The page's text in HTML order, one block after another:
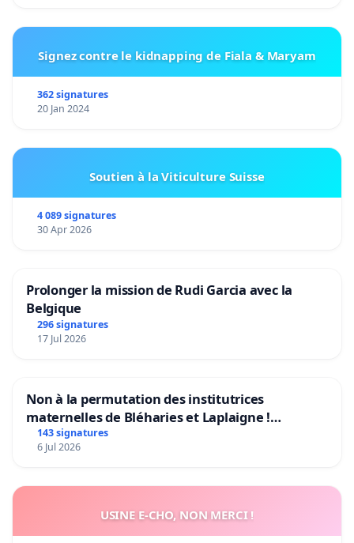
Signez contre le kidnapping de Fiala & Maryam
362 signatures
20 Jan 2024
Soutien à la Viticulture Suisse
4 089 signatures
30 Apr 2026
Prolonger la mission de Rudi Garcia avec la
Belgique
296 signatures
17 Jul 2026
Non à la permutation des institutrices
maternelles de Bléharies et Laplaigne !
Préservons la stabilité de nos enfants.
143 signatures
6 Jul 2026
USINE E-CHO, NON MERCI !